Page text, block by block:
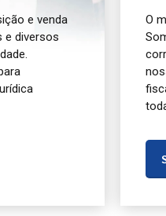
e venda
e diversos
O